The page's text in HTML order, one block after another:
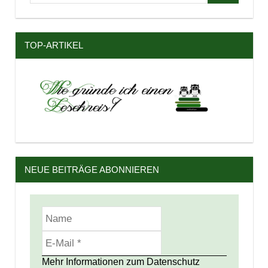
TOP-ARTIKEL
NEUE BEITRÄGE ABONNIEREN
Mehr Informationen zum Datenschutz